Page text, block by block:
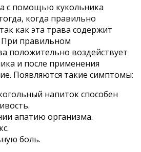
с помощью кукольника
когда правильно
как эта трава содержит
правильном
положительно воздействует
и после применения
Появляются такие симптомы:
напиток способен
апатию организма.
боль.